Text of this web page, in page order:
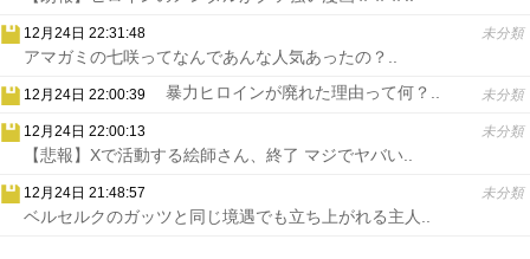
12月24日 22:31:48 未分類
アマガミの七咲ってなんであんな人気あったの？..
12月24日 22:00:39 未分類
暴力ヒロインが廃れた理由って何？..
12月24日 22:00:13 未分類
【悲報】Xで活動する絵師さん、終了 マジでヤバい..
12月24日 21:48:57 未分類
ベルセルクのガッツと同じ境遇でも立ち上がれる主人..